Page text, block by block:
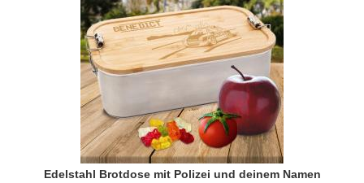
Edelstahl Brotdose mit Polizei und deinem Namen